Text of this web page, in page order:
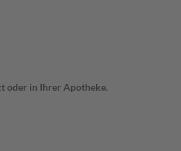
oder in Ihrer Apotheke.